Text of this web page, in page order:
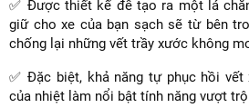
✅ Được thiết kế để tạo ra một lá
giữ cho xe của bạn sạch sẽ từ bên
chống lại những vết trầy xước không
✅ Đặc biệt, khả năng tự phục hồi
của nhiệt làm nổi bật tính năng vượt